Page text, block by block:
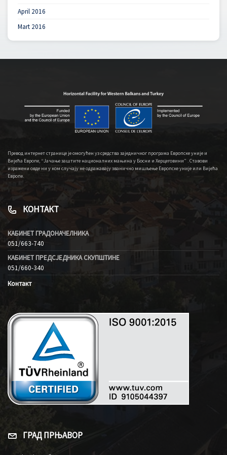
April 2016
Mart 2016
Превод интернет странице је омогућен уз средства заједничког програма Европске уније и
Вијећа Европе, “Јачање заштите националних мањина у Босни и Херцеговини” . Ставови
изражени овде ни у ком случају не одражавају званично мишљење Европске уније или Вијећа
Европе.
КОНТАКТ
КАБИНЕТ ГРАДОНАЧЕЛНИКА
051/663-740
КАБИНЕТ ПРЕДСЈЕДНИКА СКУПШТИНЕ
051/660-340
Контакт
ГРАД ПРЊАВОР